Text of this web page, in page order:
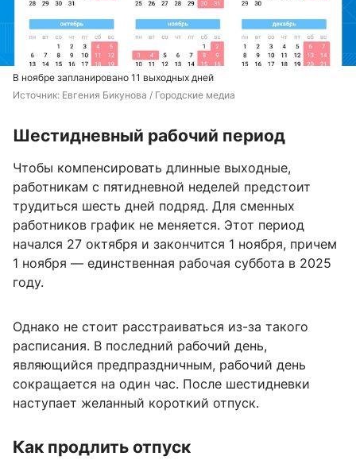
В ноябре запланировано 11 выходных дней
Источник: Евгения Бикунова / Городские медиа
Шестидневный рабочий период
Чтобы компенсировать длинные выходные,
работникам с пятидневной неделей предстоит
трудиться шесть дней подряд. Для сменных
работников график не меняется. Этот период
начался 27 октября и закончится 1 ноября, причем
1 ноября — единственная рабочая суббота в 2025
году.
Однако не стоит расстраиваться из-за такого
расписания. В последний рабочий день,
являющийся предпраздничным, рабочий день
сокращается на один час. После шестидневки
наступает желанный короткий отпуск.
Как продлить отпуск